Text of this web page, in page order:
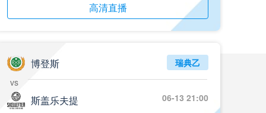
高清直播
博登斯
vs
斯盖乐夫提
瑞典乙
06-13 21:00